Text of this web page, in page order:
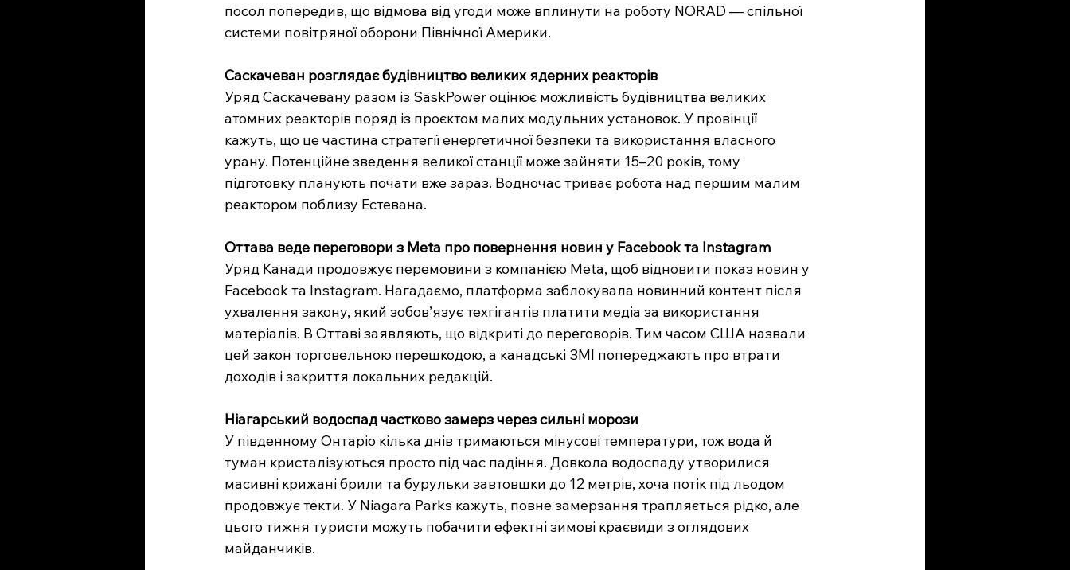
посол попередив, що відмова від угоди може вплинути на роботу NORAD — спільної
системи повітряної оборони Північної Америки.
Саскачеван розглядає будівництво великих ядерних реакторів
Уряд Саскачевану разом із SaskPower оцінює можливість будівництва великих
атомних реакторів поряд із проєктом малих модульних установок. У провінції
кажуть, що це частина стратегії енергетичної безпеки та використання власного
урану. Потенційне зведення великої станції може зайняти 15–20 років, тому
підготовку планують почати вже зараз. Водночас триває робота над першим малим
реактором поблизу Естевана.
Оттава веде переговори з Meta про повернення новин у Facebook та Instagram
Уряд Канади продовжує перемовини з компанією Meta, щоб відновити показ новин у
Facebook та Instagram. Нагадаємо, платформa заблокувала новинний контент після
ухвалення закону, який зобов’язує техгігантів платити медіа за використання
матеріалів. В Оттаві заявляють, що відкриті до переговорів. Тим часом США назвали
цей закон торговельною перешкодою, а канадські ЗМІ попереджають про втрати
доходів і закриття локальних редакцій.
Ніагарський водоспад частково замерз через сильні морози
У південному Онтаріо кілька днів тримаються мінусові температури, тож вода й
туман кристалізуються просто під час падіння. Довкола водоспаду утворилися
масивні крижані брили та бурульки завтовшки до 12 метрів, хоча потік під льодом
продовжує текти. У Niagara Parks кажуть, повне замерзання трапляється рідко, але
цього тижня туристи можуть побачити ефектні зимові краєвиди з оглядових
майданчиків.